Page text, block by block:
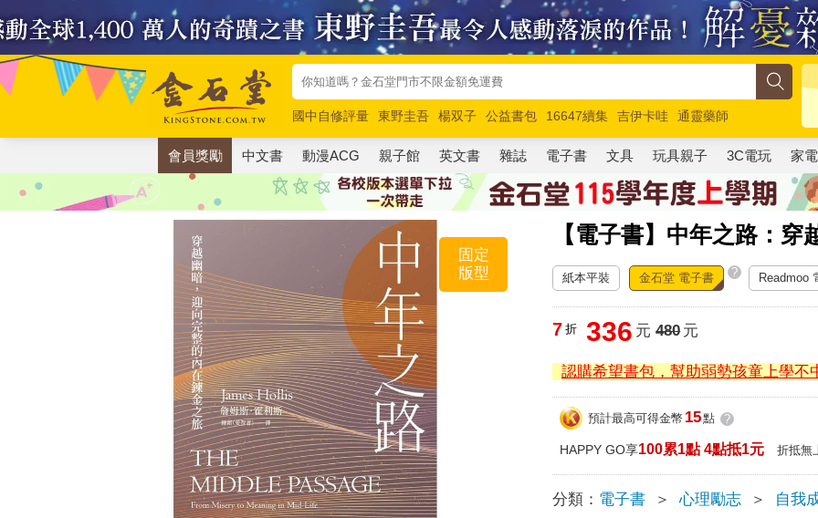
國中自修評量 東野圭吾 楊双子 公益書包 16647續集 吉伊卡哇
通靈藥師
唯紅花綻放
奧德賽 路邊攤新作 馬斯克 玩具總動員5 超慢跑
會員獎勵 中文書 動漫ACG 親子館 英文書 雜誌 電子書 文具 玩具親子 3C電玩 家電
【電子書】中年之路：
固定
版型
紙本平裝 金石堂 電子書 ? Readmoo
7 折 336 元 480元
認購希望書包，幫助弱勢孩童上學不
預計最高可得金幣 15點 ?
HAPPY GO享100累1點 4點抵1元 折抵無
分類： 電子書 ＞ 心理勵志 ＞ 自我